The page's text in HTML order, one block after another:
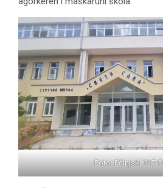
Foto: Pčinjski 017-